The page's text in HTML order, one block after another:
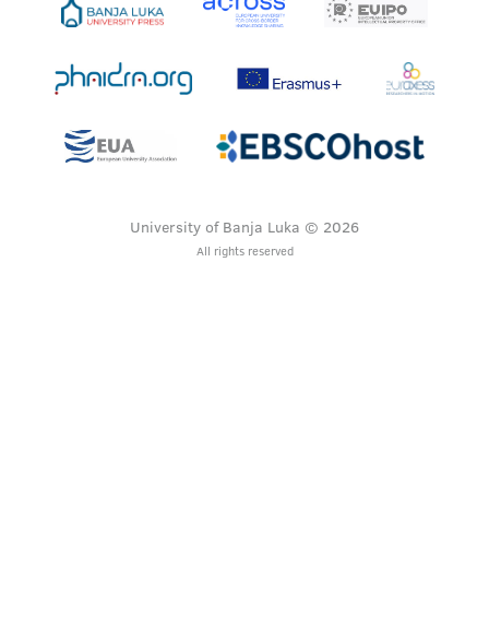
University of Banja Luka © 2026
All rights reserved